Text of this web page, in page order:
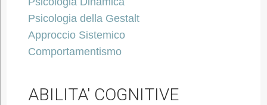
Psicologia della Gestalt
Approccio Sistemico
Comportamentismo
ABILITA' COGNITIVE